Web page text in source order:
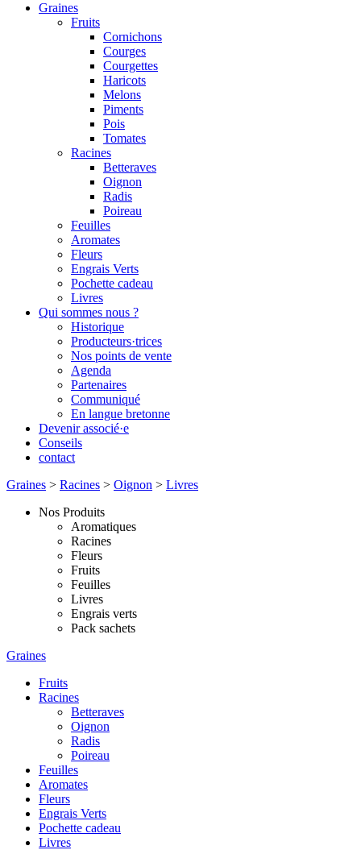
Graines
Fruits
Cornichons
Courges
Courgettes
Haricots
Melons
Piments
Pois
Tomates
Racines
Betteraves
Oignon
Radis
Poireau
Feuilles
Aromates
Fleurs
Engrais Verts
Pochette cadeau
Livres
Qui sommes nous ?
Historique
Producteurs·trices
Nos points de vente
Agenda
Partenaires
Communiqué
En langue bretonne
Devenir associé·e
Conseils
contact
Graines > Racines > Oignon > Livres
Nos Produits
Aromatiques
Racines
Fleurs
Fruits
Feuilles
Livres
Engrais verts
Pack sachets
Graines
Fruits
Racines
Betteraves
Oignon
Radis
Poireau
Feuilles
Aromates
Fleurs
Engrais Verts
Pochette cadeau
Livres